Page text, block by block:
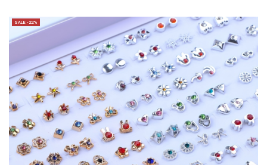
SALE -22%